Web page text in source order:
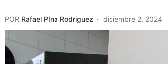
POR Rafael PIna Rodriguez diciembre 2, 2024